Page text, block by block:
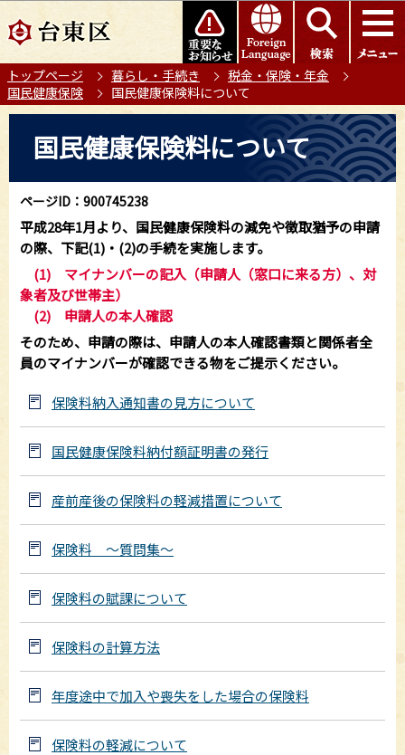
の
ー
ジ
このページの本文へ移動
トップページ 暮らし・手続き
税金・保険・年金
国民健康保険
国民健康保険料について
国民健康保険料について
ページID：900745238
平成28年1月より、国民健康保険料の減免や徴取猶予の申請
の際、下記(1)・(2)の手続を実施します。
(1) マイナンバーの記入（申請人（窓口に来る方）、対
象者及び世帯主）
(2) 申請人の本人確認
そのため、申請の際は、申請人の本人確認書類と関係者全
員のマイナンバーが確認できる物をご提示ください。
保険料納入通知書の見方について
国民健康保険料納付額証明書の発行
産前産後の保険料の軽減措置について
保険料 ～質問集～
保険料の賦課について
保険料の計算方法
年度途中で加入や喪失をした場合の保険料
保険料の軽減について